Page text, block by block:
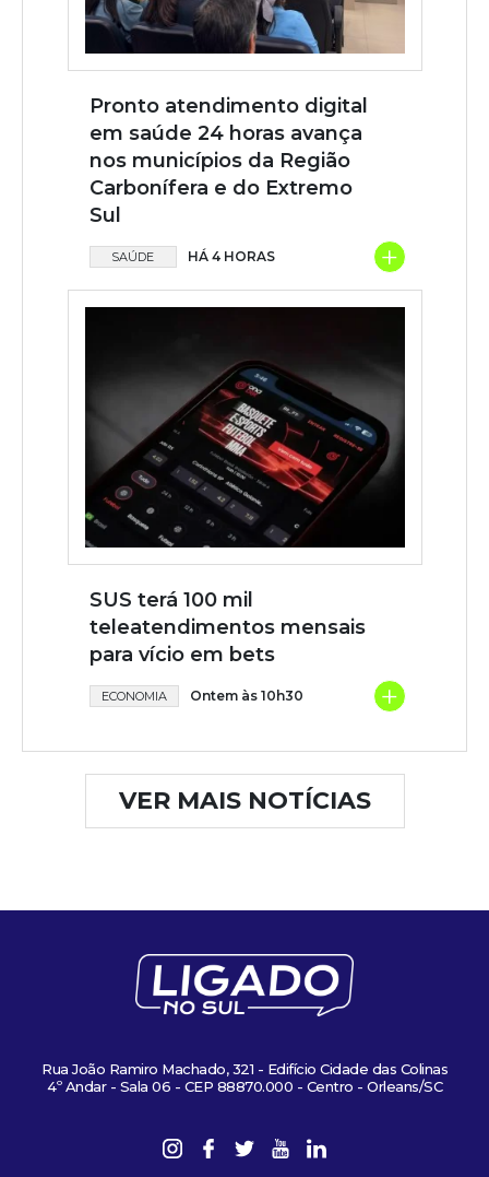
Pronto atendimento digital
em saúde 24 horas avança
nos municípios da Região
Carbonífera e do Extremo
Sul
SAÚDE HÁ 4 HORAS +
SUS terá 100 mil
teleatendimentos mensais
para vício em bets
ECONOMIA Ontem às 10h30 +
VER MAIS NOTÍCIAS
Rua João Ramiro Machado, 321 - Edifício Cidade das Colinas
4º Andar - Sala 06 - CEP 88870.000 - Centro - Orleans/SC